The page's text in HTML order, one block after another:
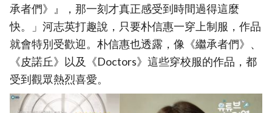
承者們》』，那一刻才真正感受到時間過得這麼
快。」河志英打趣說，只要朴信惠一穿上制服，作品
就會特別受歡迎。朴信惠也透露，像《繼承者們》、
《皮諾丘》以及《Doctors》這些穿校服的作品，都
受到觀眾熱烈喜愛。